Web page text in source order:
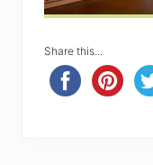
Share this...